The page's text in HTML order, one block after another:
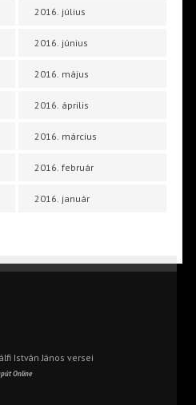
2016. július
2016. június
2016. május
2016. április
2016. március
2016. február
2016. január
István János versei
Online